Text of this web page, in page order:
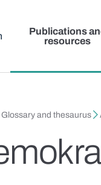
Publications
resources
Glossary and thesaurus